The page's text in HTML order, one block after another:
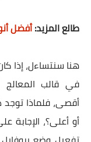
طالع المزيد:أفضل
هنا سنتساءل، إذا
أو أعلى؟،